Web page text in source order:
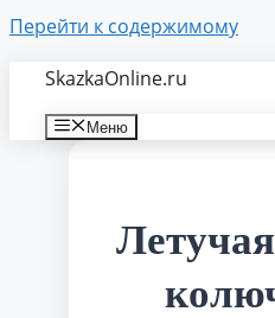
Перейти к содержимому
SkazkaOnline.ru
Меню